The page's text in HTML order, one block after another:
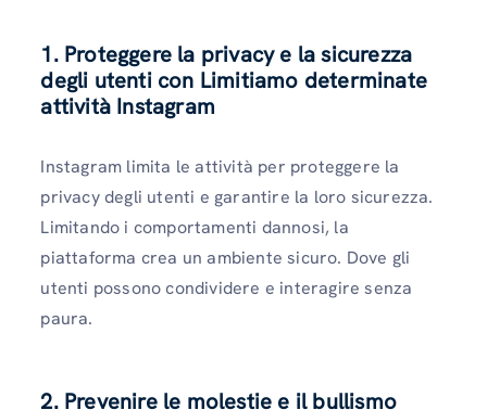
1. Proteggere la privacy e la sicurezza
degli utenti con Limitiamo determinate
attività Instagram
Instagram limita le attività per proteggere la
privacy degli utenti e garantire la loro sicurezza.
Limitando i comportamenti dannosi, la
piattaforma crea un ambiente sicuro. Dove gli
utenti possono condividere e interagire senza
paura.
2. Prevenire le molestie e il bullismo